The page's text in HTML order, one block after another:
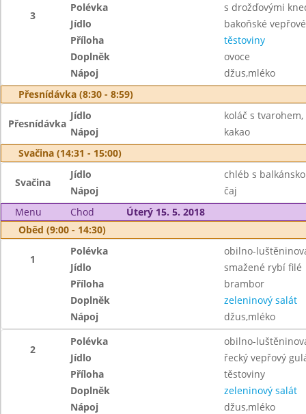
3
Polévka
s drožďovými
Jídlo
bakoňské
Příloha
těstoviny
Doplněk
ovoce
Nápoj
džus,mléko
Přesnídávka (8:30 - 8:59)
Přesnídávka
Jídlo
koláč s tvarohem,
Nápoj
kakao
Svačina (14:31 - 15:00)
Svačina
Jídlo
chléb s
Nápoj
čaj
Menu
Chod
Úterý 15. 5. 2018
Oběd (9:00 - 14:30)
1
Polévka
obilno-
Jídlo
smažené rybí filé
Příloha
brambor
Doplněk
zeleninový salát
Nápoj
džus,mléko
2
Polévka
obilno-
Jídlo
řecký vepřový
Příloha
těstoviny
Doplněk
zeleninový salát
Nápoj
džus,mléko